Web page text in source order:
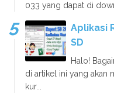
033 yang dapat di
Aplikasi
SD
Halo!
di artikel ini yang akan
kur...